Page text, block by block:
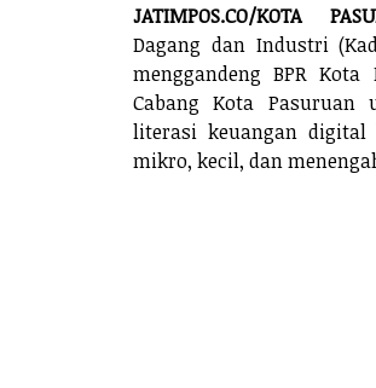
JATIMPOS.CO/KOTA
Dagang dan Industri
menggandeng BPR
Cabang Kota Pasuruan
literasi keuangan digital
mikro, kecil, dan